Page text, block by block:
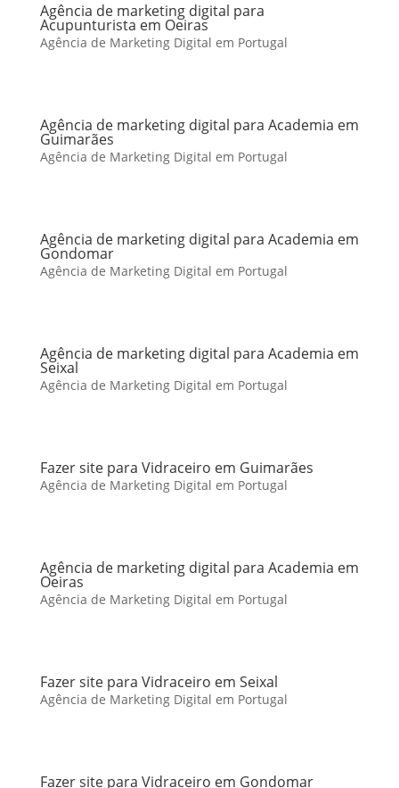
Agência de marketing digital para
Acupunturista em Oeiras
Agência de Marketing Digital em Portugal
Agência de marketing digital para Academia em
Guimarães
Agência de Marketing Digital em Portugal
Agência de marketing digital para Academia em
Gondomar
Agência de Marketing Digital em Portugal
Agência de marketing digital para Academia em
Seixal
Agência de Marketing Digital em Portugal
Fazer site para Vidraceiro em Guimarães
Agência de Marketing Digital em Portugal
Agência de marketing digital para Academia em
Oeiras
Agência de Marketing Digital em Portugal
Fazer site para Vidraceiro em Seixal
Agência de Marketing Digital em Portugal
Fazer site para Vidraceiro em Gondomar